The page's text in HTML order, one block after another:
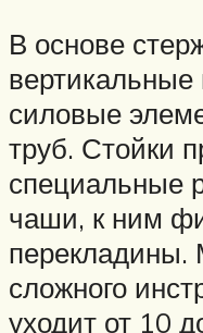
В основе
вертикальные
силовые
труб. Стойки
специальные
чаши, к ним
перекладины.
сложного
уходит от 10